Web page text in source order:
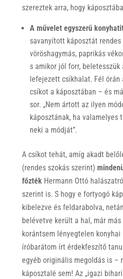
szereztek arra, hogy
A művelet egyszerű
savanyított káposztát
vöröshagymás, paprikás
s amikor jól forr,
lefejezett csíkhalat. Fél
csíkot a káposztában – és
sor. „Nem ártott az ilyen
káposztának, ha
neki a módját”.
A csíkot tehát, amíg akadt
(rendes szokás szerint)
főztékHermann Ottó
szerint is. S hogy e fortyogó
kibelezve és feldarabolva,
belévetve került a hal, már más
korántsem lényegtelen
íróbarátom írt érdekfeszítő
egyéb originális megoldás is –
káposztalé sem! Az „igazi